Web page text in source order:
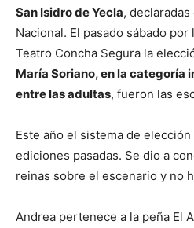
San Isidro de Yecla,
Nacional. El pasado sábado
Teatro Concha Segura la
María Soriano, en la categoría
entre las adultas, fueron las
Este año el sistema de
ediciones pasadas. Se dio a
reinas sobre el escenario y no
Andrea pertenece a la peña El